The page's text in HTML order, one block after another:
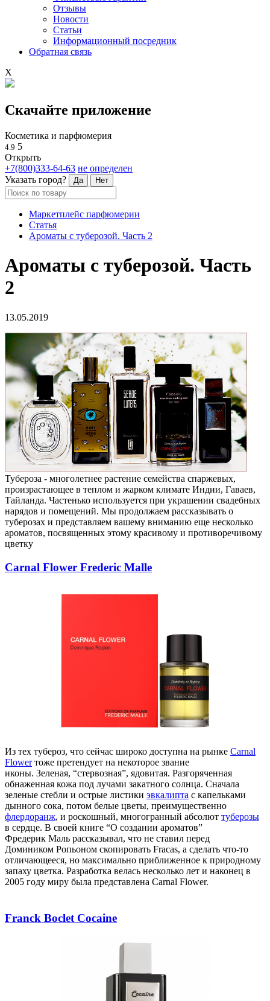
Отзывы
Новости
Статьи
Информационный посредник
Обратная связь
X
Скачайте приложение
Косметика и парфюмерия
4.9 5
Открыть
+7(800)333-64-63 не определен
Указать город?
Да Нет
Маркетплейс парфюмерии
Статья
Ароматы с туберозой. Часть 2
Ароматы с туберозой. Часть
2
13.05.2019
Тубероза - многолетнее растение семейства спаржевых,
произрастающее в теплом и жарком климате Индии, Гаваев,
Тайланда. Частенько используется при украшении свадебных
нарядов и помещений. Мы продолжаем рассказывать о
туберозах и представляем вашему вниманию еще несколько
ароматов, посвященных этому красивому и противоречивому
цветку
Carnal Flower Frederic Malle
Из тех тубероз, что сейчас широко доступна на рынке Carnal
Flowerтоже претендует на некоторое звание
иконы. Зеленая, “стервозная”, ядовитая. Разгоряченная
обнаженная кожа под лучами закатного солнца. Сначала
зеленые стебли и острые листики эвкалипта с капельками
дынного сока, потом белые цветы, преимущественно
флердоранж, и роскошный, многогранный абсолют туберозы
в сердце. В своей книге “О создании ароматов”
Фредерик Маль рассказывал, что не ставил перед
Домиником Ропьоном скопировать Fracas, а сделать что-то
отличающееся, но максимально приближенное к природному
запаху цветка. Разработка велась несколько лет и наконец в
2005 году миру была представлена Carnal Flower.
Franck Boclet Cocaine